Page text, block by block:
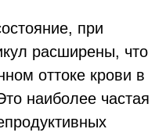
при
расширены, что
оттоке крови в
наиболее частая